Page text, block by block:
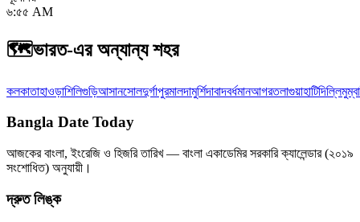
৬:৫৫ AM
🗺️ভারত-এর অন্যান্য শহর
কলকাতাহাওড়াশিলিগুড়িআসানসোলদুর্গাপুরমালদামুর্শিদাবাদবর্ধমানআগরতলাগুয়াহাটিদিল্লি
Bangla Date Today
আজকের বাংলা, ইংরেজি ও হিজরি তারিখ — বাংলা একাডেমির সরকারি ক্যালেন্ডার (২০১৯
সংশোধিত) অনুযায়ী।
দ্রুত লিঙ্ক